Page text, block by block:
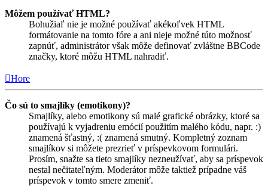
Môžem používať HTML?
Bohužiaľ nie je možné používať akékoľvek HTML
formátovanie na tomto fóre a ani nieje možné túto možnosť
zapnúť, administrátor však môže definovať zvláštne BBCode
značky, ktoré môžu HTML nahradiť.
Hore
Čo sú to smajlíky (emotikony)?
Smajlíky, alebo emotikony sú malé grafické obrázky, ktoré sa
používajú k vyjadreniu emócií použitím malého kódu, napr. :)
znamená šťastný, :( znamená smutný. Kompletný zoznam
smajlíkov si môžete prezrieť v príspevkovom formulári.
Prosím, snažte sa tieto smajlíky nezneužívať, aby sa príspevok
nestal nečitateľným. Moderátor môže taktiež prípadne váš
príspevok v tomto smere zmeniť.